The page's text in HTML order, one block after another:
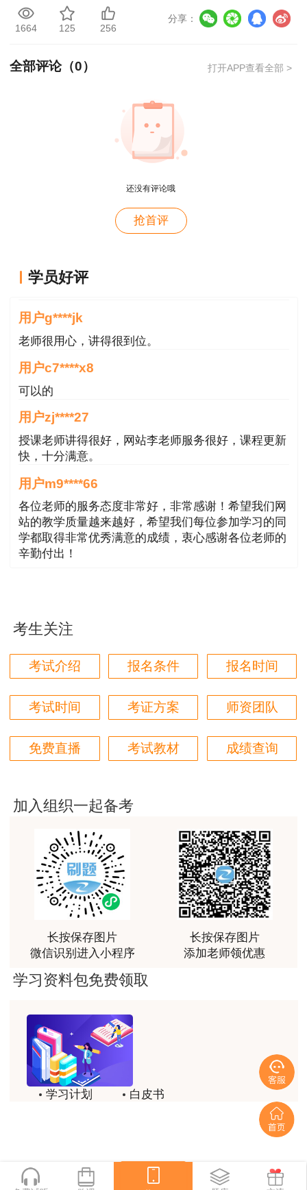
专业技术人员登录中国人事考试网
（www.cpta.com.cn）—“证书查验”栏目，下载电
失、损毁的，不再办理补发。
三、电子合格通知书
按照《北京市人力资源和社会保障局关于试点
推行专业技术人员考试电子合格通知书的通知》
书，电子合格通知书与纸质版证书或存档证明等具
业考试仅核发电子合格通知书，不核发纸质版证
局网站（rsj.beijing.gov.cn）—“个人办事”—“专业
技术人员资格证书”栏目，下载电子合格通知书。
四、证书查验
专业技术人员和用人单位登录北京市人力资源
和社会保障局网站（rsj.beijing.gov.cn）—“法人办
事”—“专业技术人员资格证书查询”栏目或中国人事
可查验证书信息。
五、证书咨询
如有证书申领方面的问题，请发送电子邮件至
1664 125 256
分享：
全部评论（0） 打开APP查看全部 >
还没有评论哦
抢首评
学员好评
用户cd****18
用户g****jk
老师很用心，讲得很到位。
用户c7****x8
可以的
用户zj****27
授课老师讲得很好，网站李老师服务很好，课程更新
快，十分满意。
用户m9****66
各位老师的服务态度非常好，非常感谢！希望我们网
站的教学质量越来越好，希望我们每位参加学习的同
学都取得非常优秀满意的成绩，衷心感谢各位老师的
辛勤付出！
们网站教学质量越来越高。祝大家都取得满意的结
果！
用户m5****66
用户m5****66
3位老师，讲的都非常的好，
用户m9****88
俗易懂，重点突出，模拟题质量高，押题卷压中的知
识点很多，尤其是实务简答题秘籍压中将近70%的小
问，让小白学员也能一次过四门，十分给力，值得推
荐[强][强]
用户jl****un
感谢教育网的多年支持与培养。
老师讲课认真负责，要点突出；我考试通过了。
用户m9****66
用户ch****15
达老师的课程讲的非常好
用户s****02
喜欢达老师的讲课
用户s****02
考生关注
考试介绍 报名条件 报名时间
考试时间 考证方案 师资团队
免费直播 考试教材 成绩查询
加入组织一起备考
长按保存图片
微信识别进入小程序
长按保存图片
添加老师领优惠
学习资料包免费领取
学习计划
白皮书